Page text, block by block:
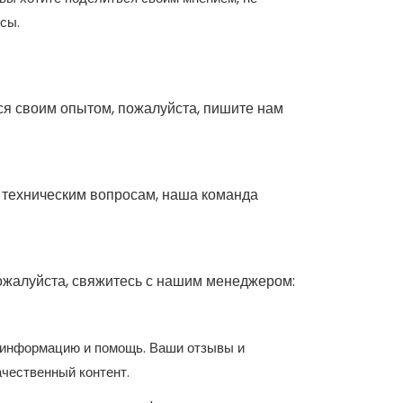
своим опытом, пожалуйста, пишите нам
вопросам, наша команда
свяжитесь с нашим менеджером:
информацию и помощь. Ваши отзывы и
контент.